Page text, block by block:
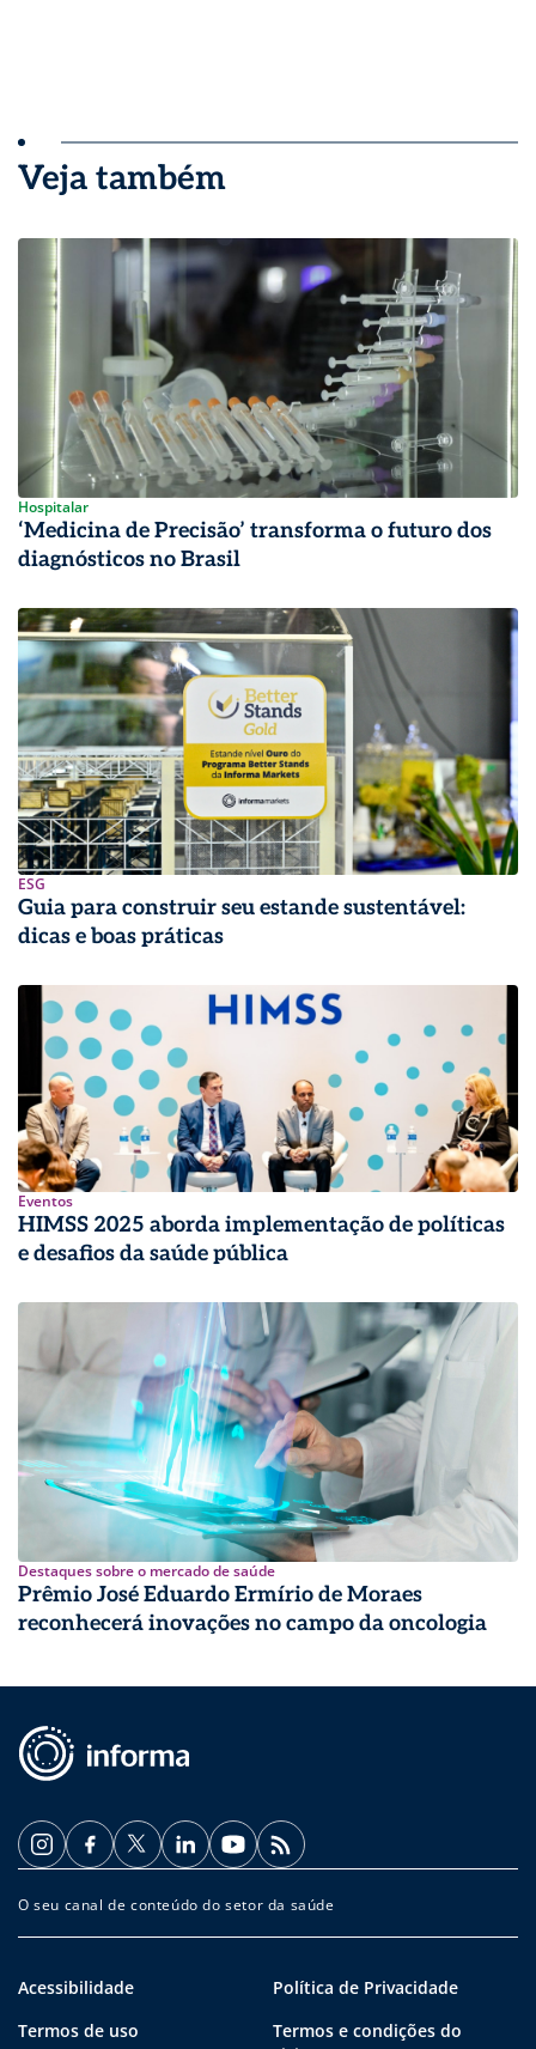
Veja também
Hospitalar
‘Medicina de Precisão’ transforma o futuro dos
diagnósticos no Brasil
ESG
Guia para construir seu estande sustentável:
dicas e boas práticas
Eventos
HIMSS 2025 aborda implementação de políticas
e desafios da saúde pública
Destaques sobre o mercado de saúde
Prêmio José Eduardo Ermírio de Moraes
reconhecerá inovações no campo da oncologia
O seu canal de conteúdo do setor da saúde
Acessibilidade
Política de Privacidade
Termos de uso
Termos e condições do